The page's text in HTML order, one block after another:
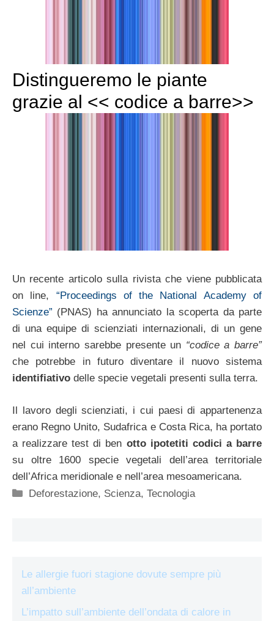
Distingueremo le piante
grazie al << codice a barre>>
Un recente articolo sulla rivista che viene pubblicata
on line, “Proceedings of the National Academy of
Scienze” (PNAS) ha annunciato la scoperta da parte
di una equipe di scienziati internazionali, di un gene
nel cui interno sarebbe presente un “codice a barre”
che potrebbe in futuro diventare il nuovo sistema
identifiativo delle specie vegetali presenti sulla terra.
Il lavoro degli scienziati, i cui paesi di appartenenza
erano Regno Unito, Sudafrica e Costa Rica, ha portato
a realizzare test di ben otto ipotetiti codici a barre
su oltre 1600 specie vegetali dell’area territoriale
dell’Africa meridionale e nell’area mesoamericana.
Categorie
Deforestazione, Scienza,Tecnologia
Le allergie fuori stagione dovute sempre più
all’ambiente
L’impatto sull’ambiente dell’ondata di calore in